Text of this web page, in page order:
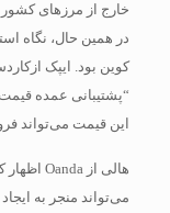
خارج از مرزهای کشور
در همین حال، نگاه
این قیمت می‌تواند